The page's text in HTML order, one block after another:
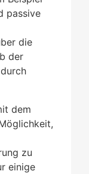
passive
die
der
dem
zu
einige